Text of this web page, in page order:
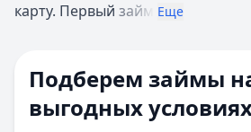
карту. Первый займ Еще
Подберем займы
выгодных